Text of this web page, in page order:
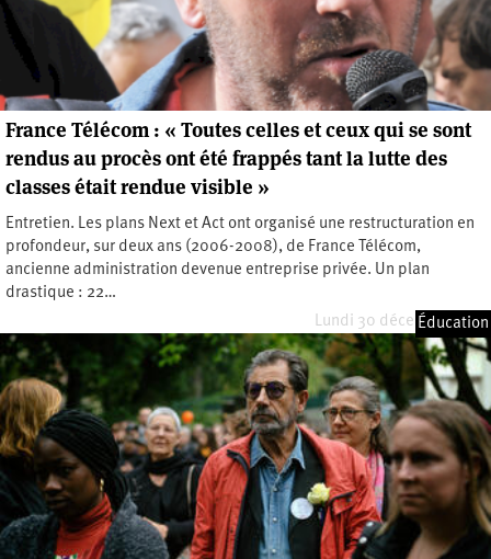
France Télécom : « Toutes celles et ceux qui se sont
rendus au procès ont été frappés tant la lutte des
classes était rendue visible »
Entretien. Les plans Next et Act ont organisé une restructuration en
profondeur, sur deux ans (2006-2008), de France Télécom,
ancienne administration devenue entreprise privée. Un plan
drastique : 22…
Lundi 30 décembre 2019
Éducation